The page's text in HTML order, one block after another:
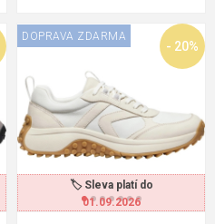
🏷️ Sleva platí do
01.09.2026
- 20%
DOPRAVA ZDARMA